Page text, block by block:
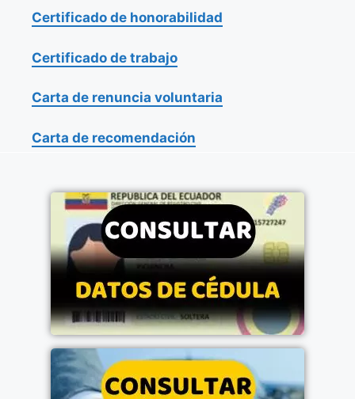
Certificado de honorabilidad
Certificado de trabajo
Carta de renuncia voluntaria
Carta de recomendación